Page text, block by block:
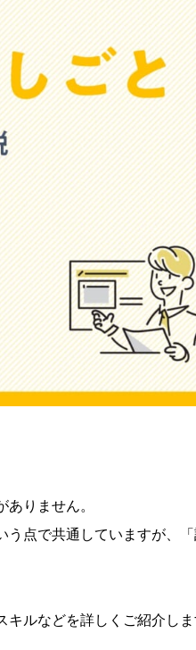
りません。
点で共通していますが、「
ルなどを詳しくご紹介しま